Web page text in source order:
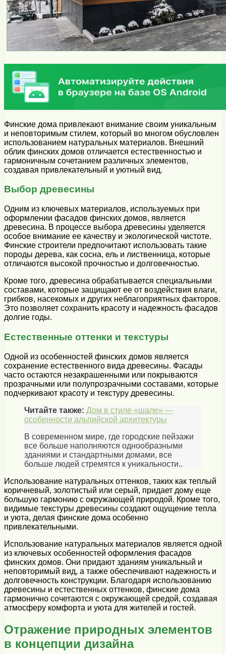
Финские дома привлекают внимание своим уникальным
и неповторимым стилем, который во многом обусловлен
использованием натуральных материалов. Внешний
облик финских домов отличается естественностью и
гармоничным сочетанием различных элементов,
создавая привлекательный и уютный вид.
Выбор древесины
Одним из ключевых материалов, используемых при
оформлении фасадов финских домов, является
древесина. В процессе выбора древесины уделяется
особое внимание ее качеству и экологической чистоте.
Финские строители предпочитают использовать такие
породы дерева, как сосна, ель и лиственница, которые
отличаются высокой прочностью и долговечностью.
Кроме того, древесина обрабатывается специальными
составами, которые защищают ее от воздействия влаги,
грибков, насекомых и других неблагоприятных факторов.
Это позволяет сохранить красоту и надежность фасадов
долгие годы.
Естественные оттенки и текстуры
Одной из особенностей финских домов является
сохранение естественного вида древесины. Фасады
часто остаются незакрашенными или покрываются
прозрачными или полупрозрачными составами, которые
подчеркивают красоту и текстуру древесины.
Читайте также: Дом в стиле «шале» —
особенности альпийской архитектуры
В современном мире, где городские пейзажи
все больше наполняются однообразными
зданиями и стандартными домами, все
больше людей стремятся к уникальности..
Использование натуральных оттенков, таких как теплый
коричневый, золотистый или серый, придает дому еще
большую гармонию с окружающей природой. Кроме того,
видимые текстуры древесины создают ощущение тепла
и уюта, делая финские дома особенно
привлекательными.
Использование натуральных материалов является одной
из ключевых особенностей оформления фасадов
финских домов. Они придают зданиям уникальный и
неповторимый вид, а также обеспечивают надежность и
долговечность конструкции. Благодаря использованию
древесины и естественных оттенков, финские дома
гармонично сочетаются с окружающей средой, создавая
атмосферу комфорта и уюта для жителей и гостей.
Отражение природных элементов
в концепции дизайна